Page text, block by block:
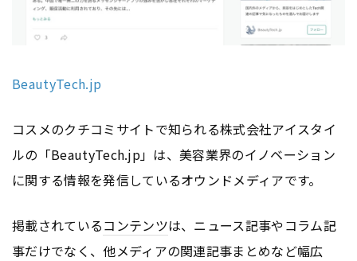
BeautyTech.jp
コスメのクチコミサイトで知られる株式会社アイスタイ
ルの「BeautyTech.jp」は、美容業界のイノベーション
に関する情報を発信しているオウンドメディアです。
掲載されているコンテンツは、ニュース記事やコラム記
事だけでなく、他メディアの関連記事まとめなど幅広